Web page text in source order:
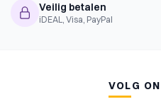
Veilig betalen
iDEAL, Visa, PayPal
VOLG